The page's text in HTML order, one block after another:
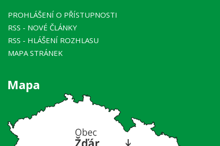
PROHLÁŠENÍ O PŘÍSTUPNOSTI
RSS - NOVÉ ČLÁNKY
RSS - HLÁŠENÍ ROZHLASU
MAPA STRÁNEK
Mapa